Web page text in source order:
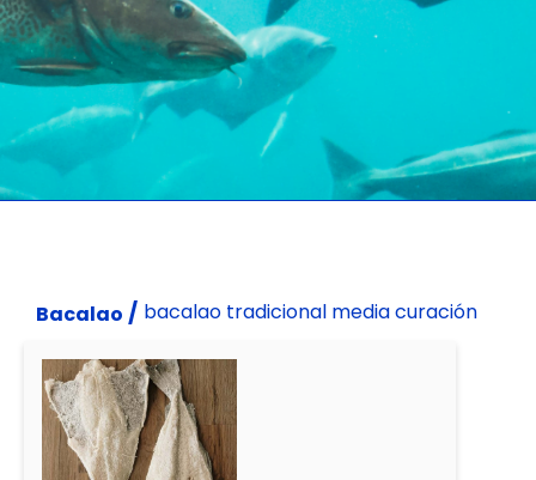
Bacalao / bacalao tradicional media curación